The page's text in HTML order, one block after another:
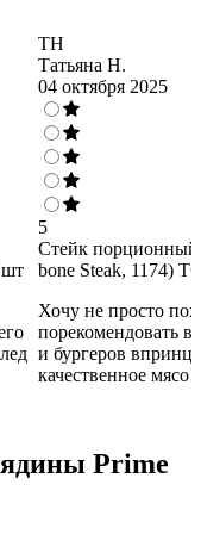
шт
ТН
Татьяна Н.
04 октября 2025
5
Стейк
bone Steak, 1174)
Хочу не просто
порекомендовать
и бургеров
качественное мясо!
Prime